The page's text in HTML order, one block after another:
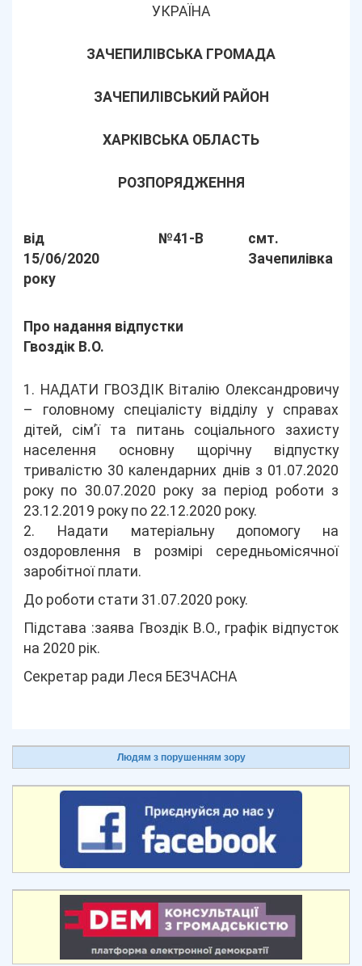
УКРАЇНА
ЗАЧЕПИЛІВСЬКА ГРОМАДА
ЗАЧЕПИЛІВСЬКИЙ РАЙОН
ХАРКІВСЬКА ОБЛАСТЬ
РОЗПОРЯДЖЕННЯ
від
15/06/2020
року
№41-В
смт.
Зачепилівка
Про надання відпустки
Гвоздік В.О.
1. НАДАТИ ГВОЗДІК Віталію Олександровичу
– головному спеціалісту відділу у справах
дітей, сім’ї та питань соціального захисту
населення основну щорічну відпустку
тривалістю 30 календарних днів з 01.07.2020
року по 30.07.2020 року за період роботи з
23.12.2019 року по 22.12.2020 року.
2. Надати матеріальну допомогу на
оздоровлення в розмірі середньомісячної
заробітної плати.
До роботи стати 31.07.2020 року.
Підстава :заява Гвоздік В.О., графік відпусток
на 2020 рік.
Секретар ради Леся БЕЗЧАСНА
Людям з порушенням зору